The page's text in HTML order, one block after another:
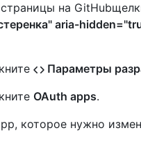
на
aria-
Параметры
OAuth apps.
которое нужно